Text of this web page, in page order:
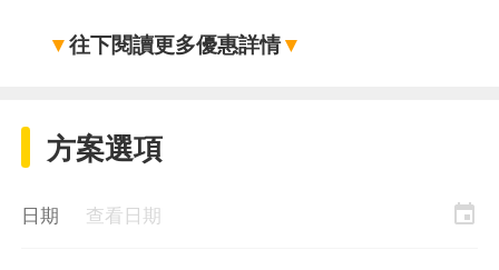
▼往下閱讀更多優惠詳情▼
方案選項
日期 查看日期 event